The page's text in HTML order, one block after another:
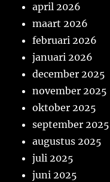
april 2026
maart 2026
februari 2026
januari 2026
december 2025
november 2025
oktober 2025
september 2025
augustus 2025
juli 2025
juni 2025